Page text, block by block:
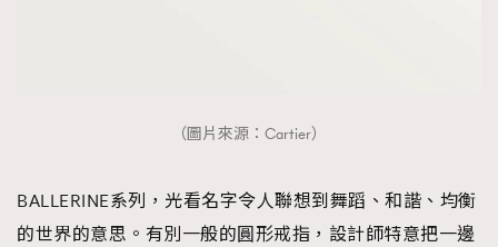
（圖片來源：Cartier）
BALLERINE系列，光看名字令人聯想到舞蹈、和諧、均衡
的世界的意思。有別一般的圓形戒指，設計師特意把一邊